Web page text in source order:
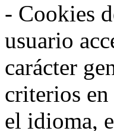
- Cookies
usuario
carácter
criterios
el idioma,